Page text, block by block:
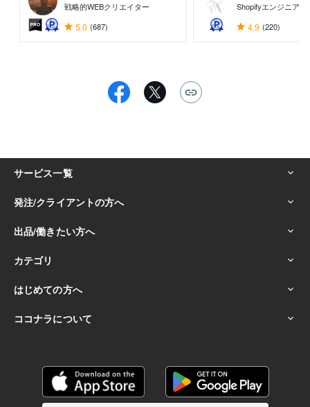
戦略的WEBクリエイター
5.0 (687)
Shopifyエンジニア
4.9 (220)